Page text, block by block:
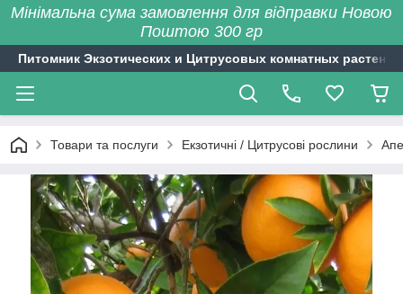
Мінімальна сума замовлення для відправки Новою
Поштою 300 гр
Питомник Экзотических и Цитрусовых комнатных растений
Товари та послуги Екзотичні / Цитрусові рослини